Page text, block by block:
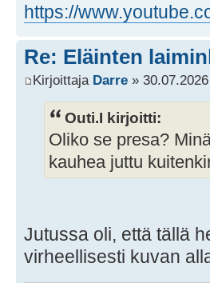
https://
Re: Eläinten
Kirjoittaja Darre »
Outi.I kirjoitti:
Oliko se presa?
kauhea juttu
Jutussa oli, että tällä
virheellisesti kuvan